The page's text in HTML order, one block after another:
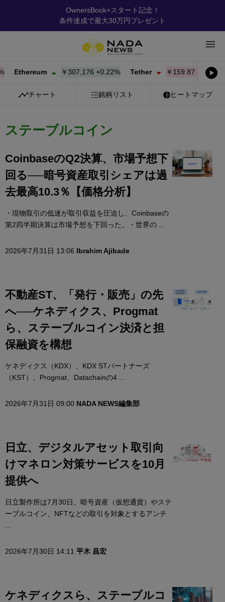
OwnersBook+スタート記念！
条件達成で最大30万円プレゼント
￥307,176+0.22% Tether ￥159.87-0.01%
チャート 銘柄リスト ヒートマップ
ステーブルコイン
CoinbaseのQ2決算、市場予想下
回る──暗号資産取引シェアは過
去最高10.3％【価格分析】
・現物取引の低迷が取引収益を圧迫し、Coinbaseの
第2四半期決算は市場予想を下回った。・世界の ...
2026年7月31日 13:06 Ibrahim Ajibade
不動産ST、「発行・販売」の先
へ──ケネディクス、Progmat
ら、ステーブルコイン決済と担
保融資を構想
ケネディクス（KDX）、KDX STパートナーズ
（KST）、Progmat、Datachainの4 ...
2026年7月31日 09:00 NADA NEWS編集部
日立、デジタルアセット取引向
けマネロン対策サービスを10月
提供へ
日立製作所は7月30日、暗号資産（仮想通貨）やステ
ーブルコイン、NFTなどの取引を対象とするアンチ
2026年7月30日 14:11 平木 昌宏
ケネディクスら、ステーブルコ